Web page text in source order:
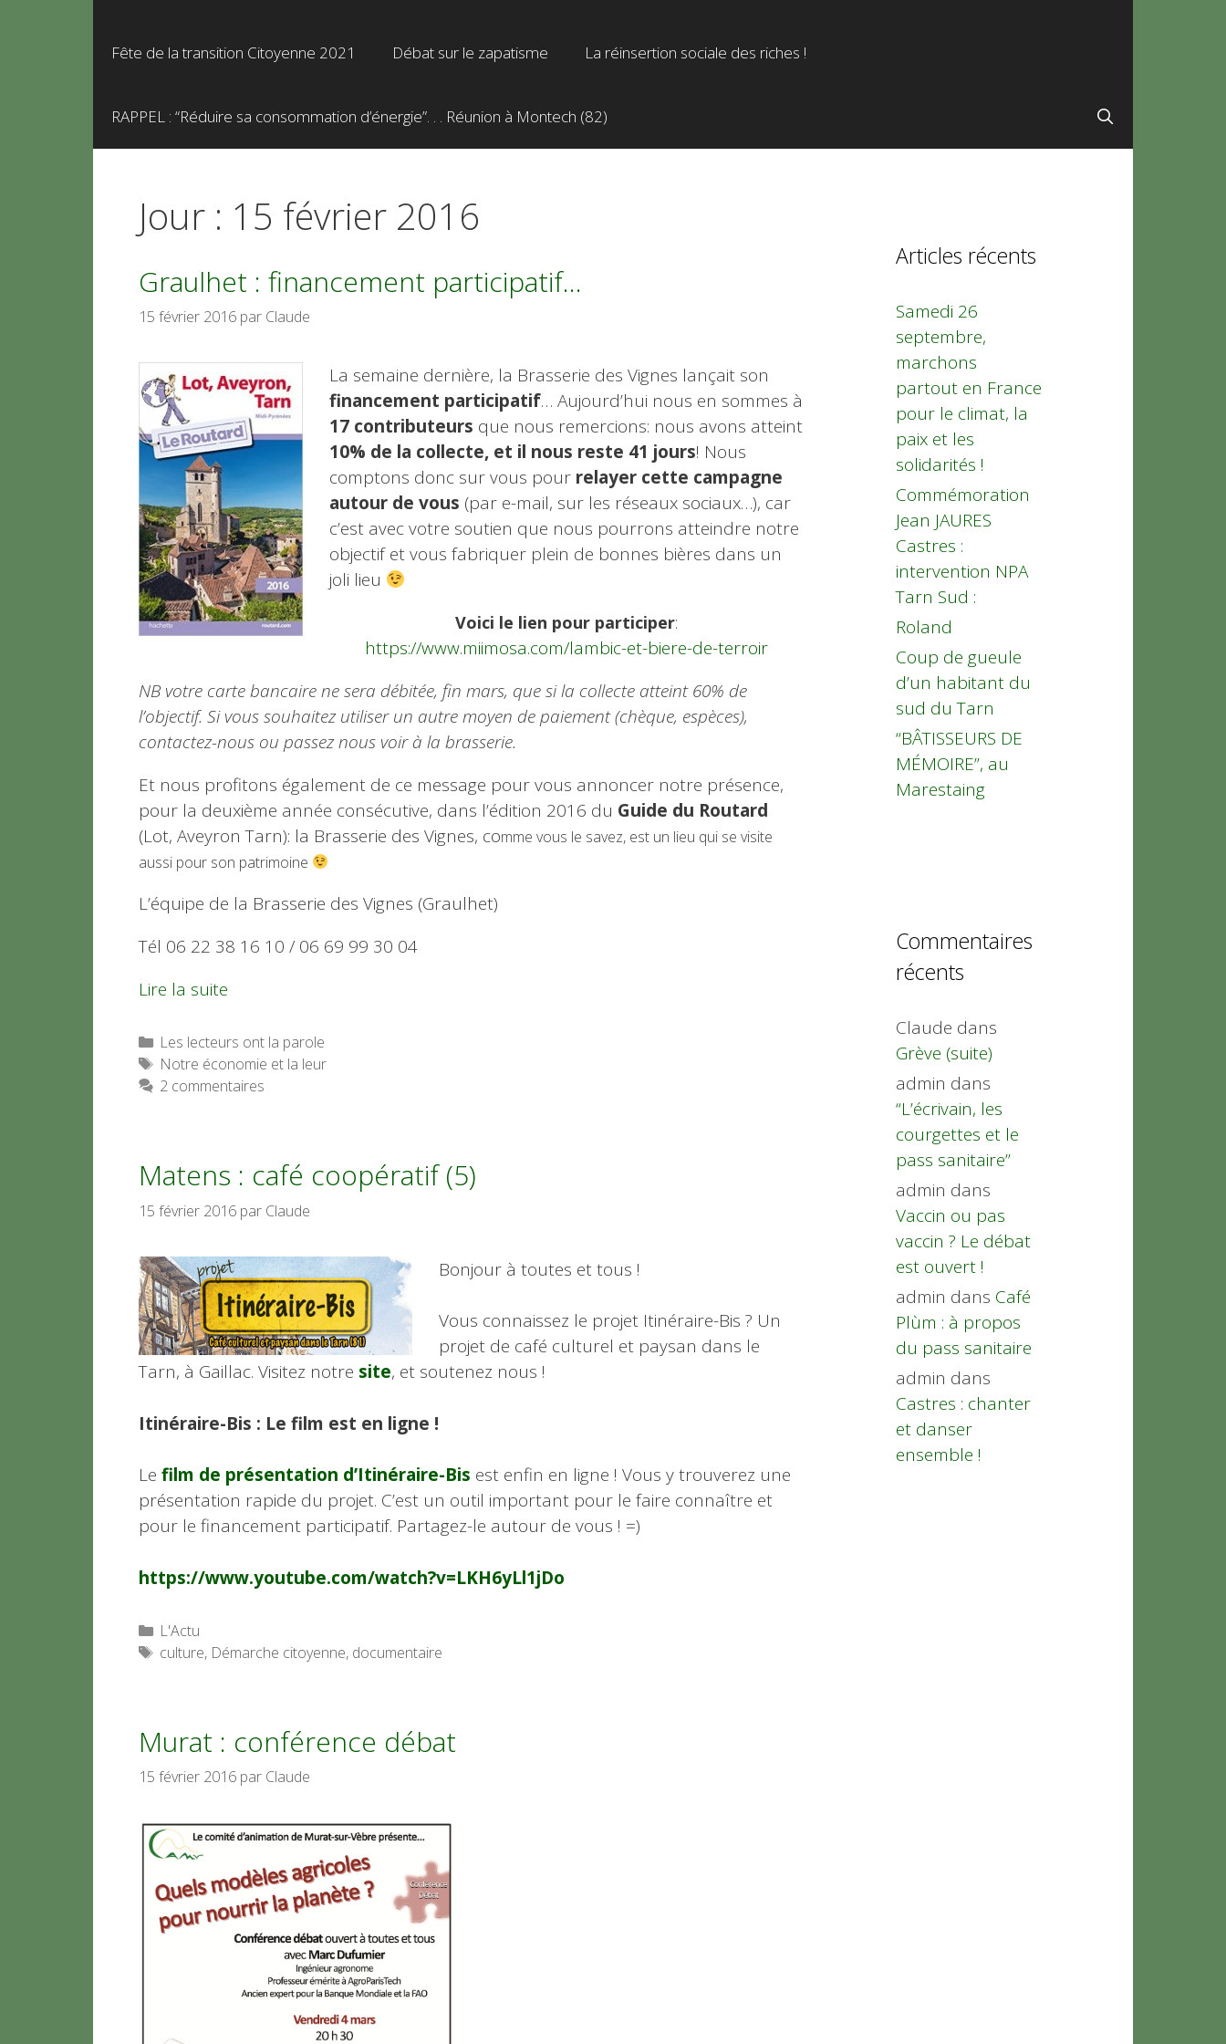
Fête de la transition Citoyenne 2021 Débat sur le zapatisme La réinsertion sociale des riches !
RAPPEL : “Réduire sa consommation d’énergie”. . . Réunion à Montech (82)
Jour : 15 février 2016
Graulhet : financement participatif…
15 février 2016 par Claude
La semaine dernière, la Brasserie des Vignes lançait son
financement participatif… Aujourd’hui nous en sommes à
17 contributeurs que nous remercions: nous avons atteint
10% de la collecte, et il nous reste 41 jours! Nous
comptons donc sur vous pour relayer cette campagne
autour de vous (par e-mail, sur les réseaux sociaux…), car
c’est avec votre soutien que nous pourrons atteindre notre
objectif et vous fabriquer plein de bonnes bières dans un
joli lieu
Voici le lien pour participer:
https://www.miimosa.com/lambic-et-biere-de-terroir
NB votre carte bancaire ne sera débitée, fin mars, que si la collecte atteint 60% de
l’objectif. Si vous souhaitez utiliser un autre moyen de paiement (chèque, espèces),
contactez-nous ou passez nous voir à la brasserie.
Et nous profitons également de ce message pour vous annoncer notre présence,
pour la deuxième année consécutive, dans l’édition 2016 du Guide du Routard
(Lot, Aveyron Tarn): la Brasserie des Vignes, comme vous le savez, est un lieu qui se visite
aussi pour son patrimoine
L’équipe de la Brasserie des Vignes (Graulhet)
Tél 06 22 38 16 10 / 06 69 99 30 04
Lire la suite
Catégories
Les lecteurs ont la parole
Étiquettes
Notre économie et la leur
2 commentaires
Matens : café coopératif (5)
15 février 2016 par Claude
Bonjour à toutes et tous !
Vous connaissez le projet Itinéraire-Bis ? Un
projet de café culturel et paysan dans le
Tarn, à Gaillac. Visitez notre site, et soutenez nous !
Itinéraire-Bis : Le film est en ligne !
Le film de présentation d’Itinéraire-Bis est enfin en ligne ! Vous y trouverez une
présentation rapide du projet. C’est un outil important pour le faire connaître et
pour le financement participatif. Partagez-le autour de vous ! =)
https://www.youtube.com/watch?v=LKH6yLl1jDo
Catégories
L'Actu
Étiquettes
culture, Démarche citoyenne, documentaire
Murat : conférence débat
15 février 2016 par Claude
Articles récents
Samedi 26
septembre,
marchons
partout en France
pour le climat, la
paix et les
solidarités !
Commémoration
Jean JAURES
Castres :
intervention NPA
Tarn Sud :
Roland
Coup de gueule
d’un habitant du
sud du Tarn
“BÂTISSEURS DE
MÉMOIRE”, au
Marestaing
Commentaires
récents
Claude dans
Grève (suite)
admin dans
“L’écrivain, les
courgettes et le
pass sanitaire”
admin dans
Vaccin ou pas
vaccin ? Le débat
est ouvert !
admin dans Café
Plùm : à propos
du pass sanitaire
admin dans
Castres : chanter
et danser
ensemble !